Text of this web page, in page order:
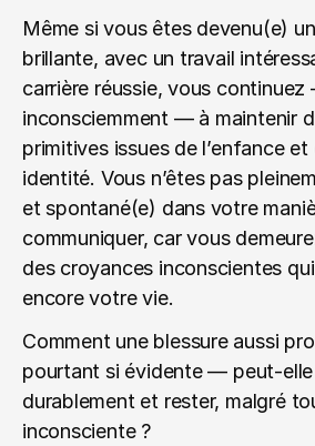
Même si vous êtes devenu(e)
brillante, avec un travail
carrière réussie, vous
inconsciemment — à maintenir
primitives issues de l’enfance
identité. Vous n’êtes pas
et spontané(e) dans votre
communiquer, car vous
des croyances inconscientes
encore votre vie.
Comment une blessure aussi
pourtant si évidente — peut-elle
durablement et rester, malgré
inconsciente ?